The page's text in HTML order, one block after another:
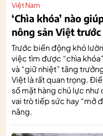
Việt Nam
‘Chìa khóa’ nào
nông sản Việt
Trước biến động khó
việc tìm được “chìa
và “giữ nhiệt” tăng
Việt là rất quan trọng.
số mặt hàng chủ lực như
vai trò tiếp sức hay “mở
năng.